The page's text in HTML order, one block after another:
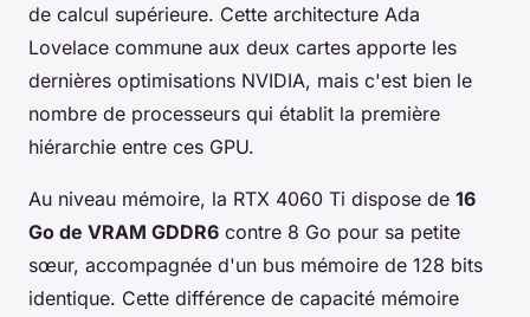
de calcul supérieure. Cette architecture Ada
Lovelace commune aux deux cartes apporte les
dernières optimisations NVIDIA, mais c'est bien le
nombre de processeurs qui établit la première
hiérarchie entre ces GPU.
Au niveau mémoire, la RTX 4060 Ti dispose de 16
Go de VRAM GDDR6 contre 8 Go pour sa petite
sœur, accompagnée d'un bus mémoire de 128 bits
identique. Cette différence de capacité mémoire